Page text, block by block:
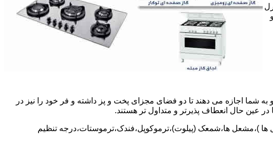
شما اجازه می دهند تا دو فضای مجزای پخت و پز داشته و فر خود را نیز در
در عین حال انعطاف پذیرتر و متداول تر هستند.
ها )،مشعل ها،شمعک (پیلوت)،ترموکوپل،فندک،ترموستات،درجه تنظیم